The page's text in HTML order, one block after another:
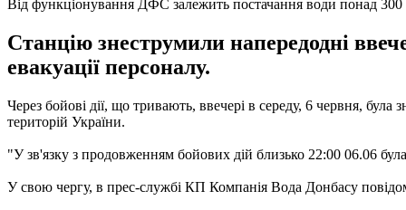
Від функціонування ДФС залежить постачання води понад 300
Станцію знеструмили напередодні
евакуації персоналу.
Через бойові дії, що тривають, ввечері в середу, 6 червня,
територій України.
"У зв'язку з продовженням бойових дій близько 22:00 06.06
У свою чергу, в прес-службі КП Компанія Вода Донбасу